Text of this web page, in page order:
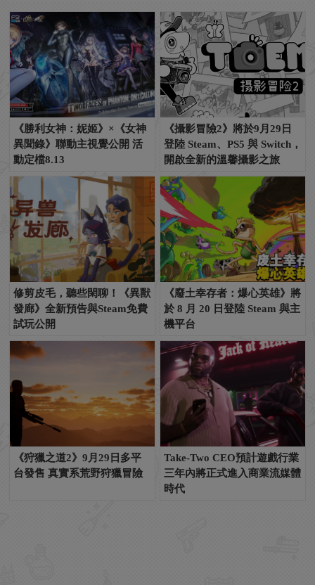
《勝利女神：妮姬》×《女神
異聞錄》聯動主視覺公開 活
動定檔8.13
《攝影冒險2》將於9月29日
登陸 Steam、PS5 與 Switch，
開啟全新的溫馨攝影之旅
修剪皮毛，聽些閑聊！《異獸
發廊》全新預告與Steam免費
試玩公開
《廢土幸存者：爆心英雄》將
於 8 月 20 日登陸 Steam 與主
機平台
《狩獵之道2》9月29日多平
台發售 真實系荒野狩獵冒險
Take-Two CEO預計遊戲行業
三年內將正式進入商業流媒體
時代